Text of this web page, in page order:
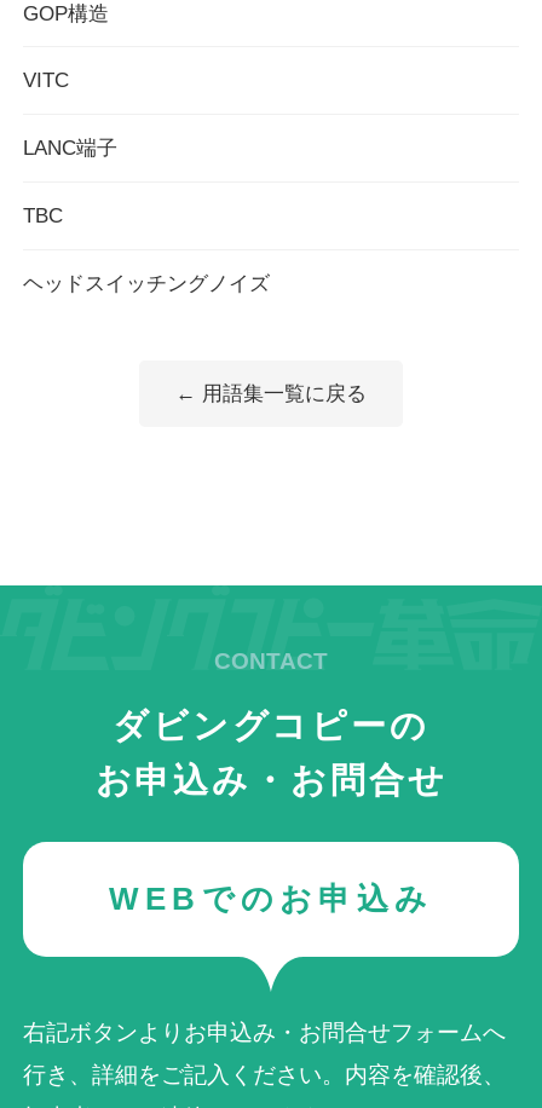
GOP構造
VITC
LANC端子
TBC
ヘッドスイッチングノイズ
← 用語集一覧に戻る
ダビングコピーの
お申込み・お問合せ
WEBでのお申込み
右記ボタンよりお申込み・お問合せフォームへ
行き、詳細をご記入ください。内容を確認後、